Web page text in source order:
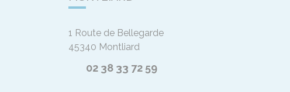
1 Route de Bellegarde
45340 Montliard
02 38 33 72 59